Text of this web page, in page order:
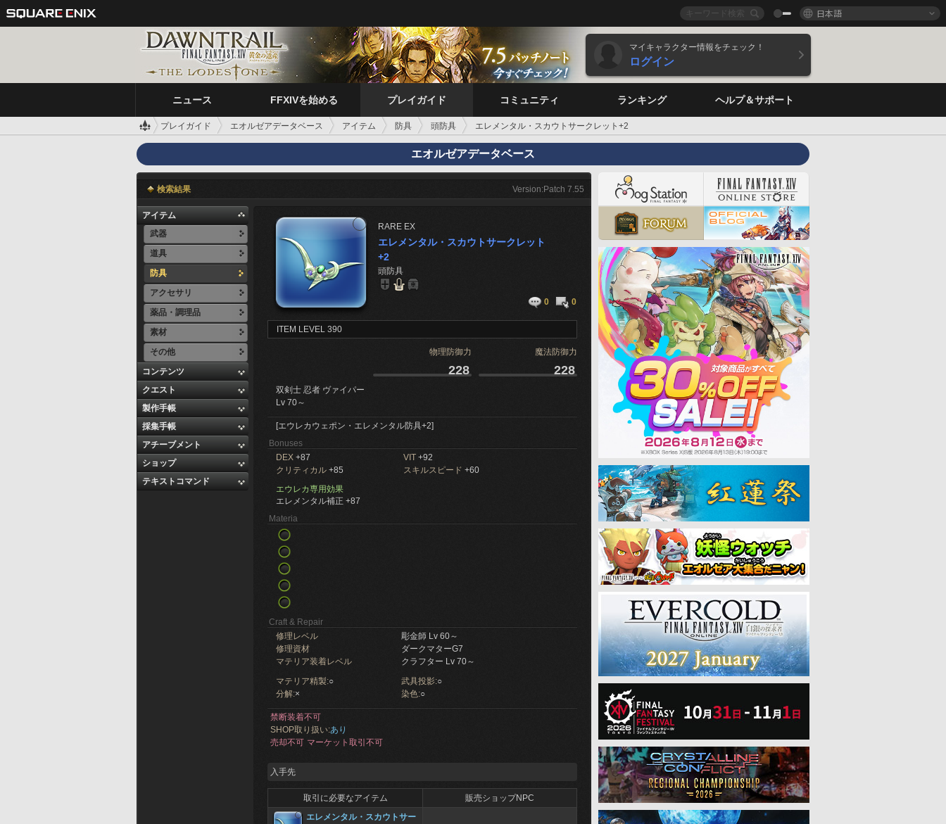
日本語
マイキャラクター情報をチェック！
ログイン
ニュース FFXIVを始める プレイガイド コミュニティ ランキング ヘルプ＆サポート
プレイガイド エオルゼアデータベース アイテム 防具 頭防具 エレメンタル・スカウトサークレット+2
エオルゼアデータベース
検索結果 Version:Patch 7.55
アイテム
武器
道具
防具
アクセサリ
薬品・調理品
素材
その他
コンテンツ
クエスト
製作手帳
採集手帳
アチーブメント
ショップ
テキストコマンド
RARE EX
エレメンタル・スカウトサークレット
+2
頭防具
0 0
ITEM LEVEL 390
物理防御力 魔法防御力
228 228
双剣士 忍者 ヴァイパー
Lv 70～
[エウレカウェポン・エレメンタル防具+2]
Bonuses
DEX +87 VIT +92
クリティカル +85 スキルスピード +60
エウレカ専用効果
エレメンタル補正 +87
Materia
Craft & Repair
修理レベル
彫金師 Lv 60～
修理資材
ダークマターG7
マテリア装着レベル
クラフター Lv 70～
マテリア精製:○ 武具投影:○
分解:× 染色:○
禁断装着不可
SHOP取り扱い:あり
売却不可 マーケット取引不可
入手先
取引に必要なアイテム
販売ショップNPC
エレメンタル・スカウトサー